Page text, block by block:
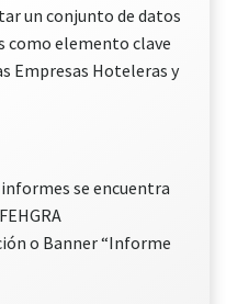
un conjunto de datos
como elemento clave
Empresas Hoteleras y
se encuentra
o Banner “Informe